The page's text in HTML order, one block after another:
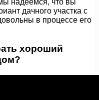
надеемся, что вы
дачного участка с
в процессе его
хороший